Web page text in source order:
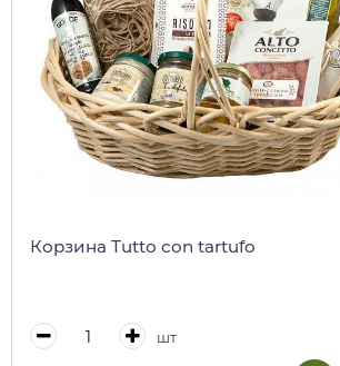
Корзина Tutto con tartufo
шт